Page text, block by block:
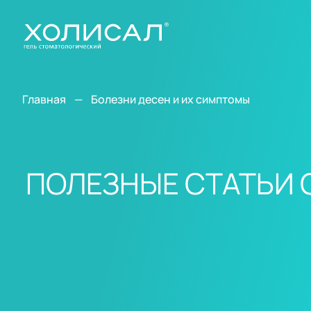
Главная Болезни десен и их симптомы
ПОЛЕЗНЫЕ СТАТЬИ